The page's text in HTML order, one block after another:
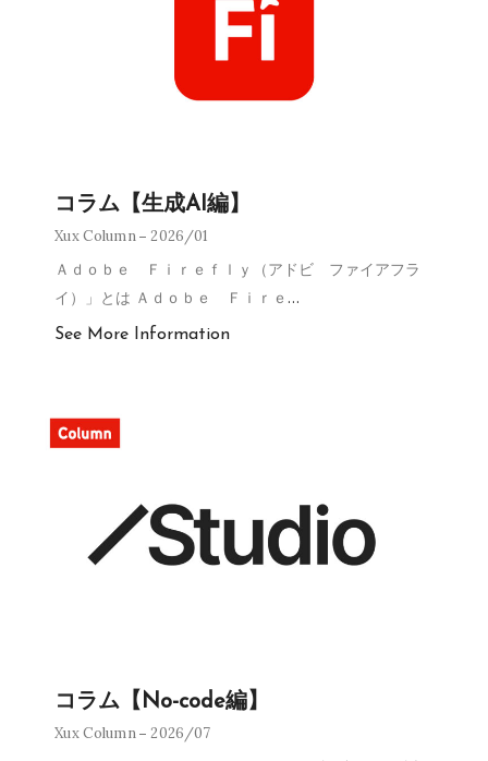
コラム【生成AI編】
Xux Column 2026/01
Ａｄｏｂｅ Ｆｉｒｅｆｌｙ（アドビ ファイアフラ
イ）」とは Ａｄｏｂｅ Ｆｉｒｅ …
See More Information
コラム【No-code編】
Xux Column 2026/07